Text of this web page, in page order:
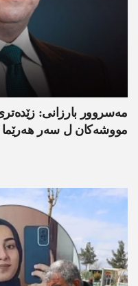
مەسروور بارزانی:
مووشەکان ل سەر ھەرێما